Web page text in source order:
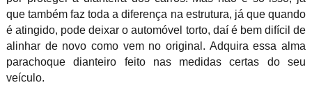
que também faz toda a diferença na estrutura, já que quando
é atingido, pode deixar o automóvel torto, daí é bem difícil de
alinhar de novo como vem no original. Adquira essa alma
parachoque dianteiro feito nas medidas certas do seu
veículo.